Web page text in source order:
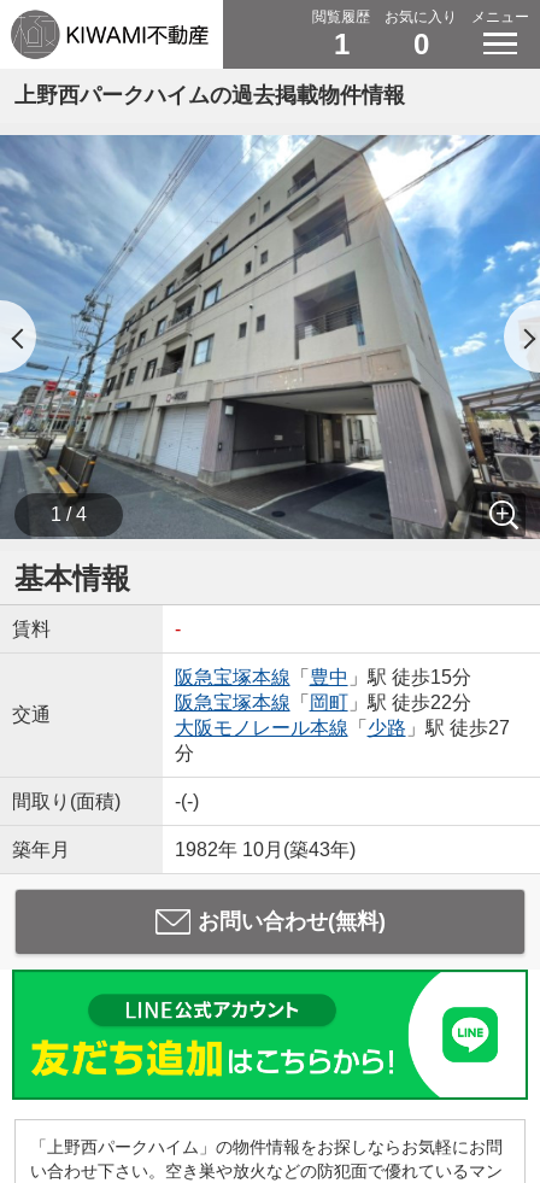
閲覧履歴
1
お気に入り
0
メニュー
上野西パークハイムの過去掲載物件情報
1 / 4
基本情報
賃料 -
交通
阪急宝塚本線 「 豊中 」駅 徒歩15分
阪急宝塚本線 「 岡町」駅 徒歩22分
大阪モノレール本線 「 少路 」駅 徒歩27
分
間取り(面積) -(-)
築年月 1982年 10月(築43年)
お問い合わせ(無料)
「上野西パークハイム」の物件情報をお探しならお気軽にお問
い合わせ下さい。空き巣や放火などの防犯面で優れているマン